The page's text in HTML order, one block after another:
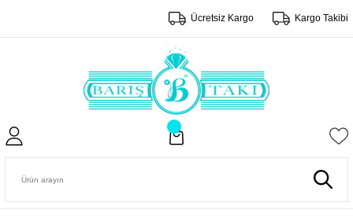
Ücretsiz Kargo Kargo Takibi